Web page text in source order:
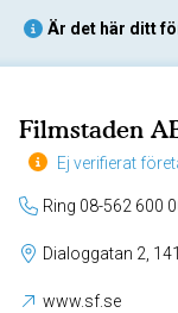
Är det här ditt
Filmstaden
Ej verifierat
Ring 08-562 600
www.sf.se